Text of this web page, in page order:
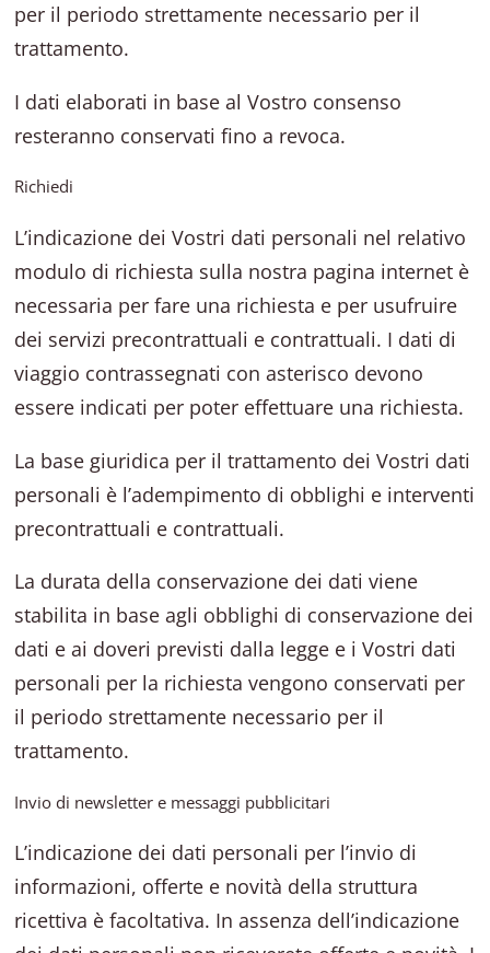
per il periodo strettamente necessario per il
trattamento.
I dati elaborati in base al Vostro consenso
resteranno conservati fino a revoca.
Richiedi
L’indicazione dei Vostri dati personali nel relativo
modulo di richiesta sulla nostra pagina internet è
necessaria per fare una richiesta e per usufruire
dei servizi precontrattuali e contrattuali. I dati di
viaggio contrassegnati con asterisco devono
essere indicati per poter effettuare una richiesta.
La base giuridica per il trattamento dei Vostri dati
personali è l’adempimento di obblighi e interventi
precontrattuali e contrattuali.
La durata della conservazione dei dati viene
stabilita in base agli obblighi di conservazione dei
dati e ai doveri previsti dalla legge e i Vostri dati
personali per la richiesta vengono conservati per
il periodo strettamente necessario per il
trattamento.
Invio di newsletter e messaggi pubblicitari
L’indicazione dei dati personali per l’invio di
informazioni, offerte e novità della struttura
ricettiva è facoltativa. In assenza dell’indicazione